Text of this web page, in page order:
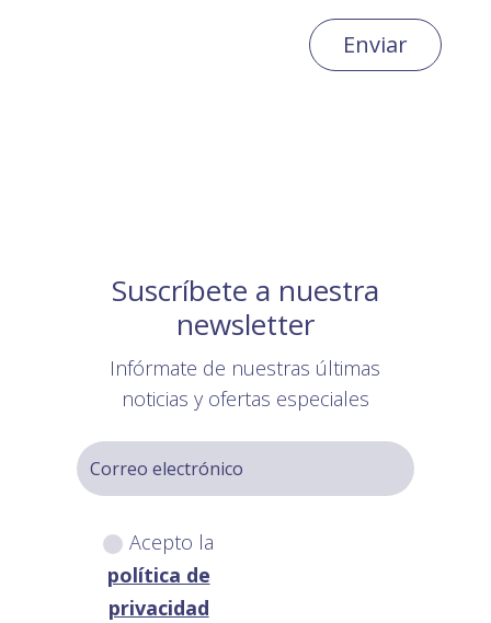
Enviar
Suscríbete a nuestra
newsletter
Infórmate de nuestras últimas
noticias y ofertas especiales
Acepto la
política de
privacidad